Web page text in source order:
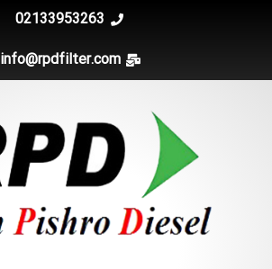
02133953263
info@rpdfilter.com